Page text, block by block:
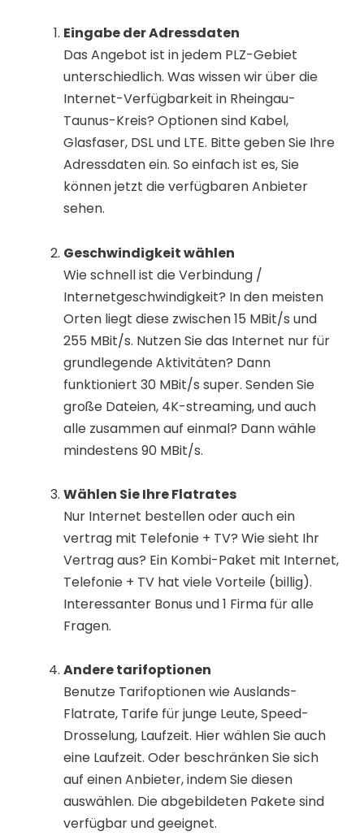
Eingabe der Adressdaten
Das Angebot ist in jedem PLZ-Gebiet
unterschiedlich. Was wissen wir über die
Internet-Verfügbarkeit in Rheingau-
Taunus-Kreis? Optionen sind Kabel,
Glasfaser, DSL und LTE. Bitte geben Sie Ihre
Adressdaten ein. So einfach ist es, Sie
können jetzt die verfügbaren Anbieter
sehen.
Geschwindigkeit wählen
Wie schnell ist die Verbindung /
Internetgeschwindigkeit? In den meisten
Orten liegt diese zwischen 15 MBit/s und
255 MBit/s. Nutzen Sie das Internet nur für
grundlegende Aktivitäten? Dann
funktioniert 30 MBit/s super. Senden Sie
große Dateien, 4K-streaming, und auch
alle zusammen auf einmal? Dann wähle
mindestens 90 MBit/s.
Wählen Sie Ihre Flatrates
Nur Internet bestellen oder auch ein
vertrag mit Telefonie + TV? Wie sieht Ihr
Vertrag aus? Ein Kombi-Paket mit Internet,
Telefonie + TV hat viele Vorteile (billig).
Interessanter Bonus und 1 Firma für alle
Fragen.
Andere tarifoptionen
Benutze Tarifoptionen wie Auslands-
Flatrate, Tarife für junge Leute, Speed-
Drosselung, Laufzeit. Hier wählen Sie auch
eine Laufzeit. Oder beschränken Sie sich
auf einen Anbieter, indem Sie diesen
auswählen. Die abgebildeten Pakete sind
verfügbar und geeignet.